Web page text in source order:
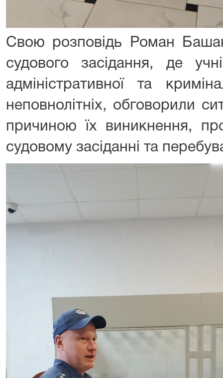
Свою розповідь Роман
судового засідання, де
адміністративної та
неповнолітніх, обговорили
причиною їх виникнення,
судовому засіданні та